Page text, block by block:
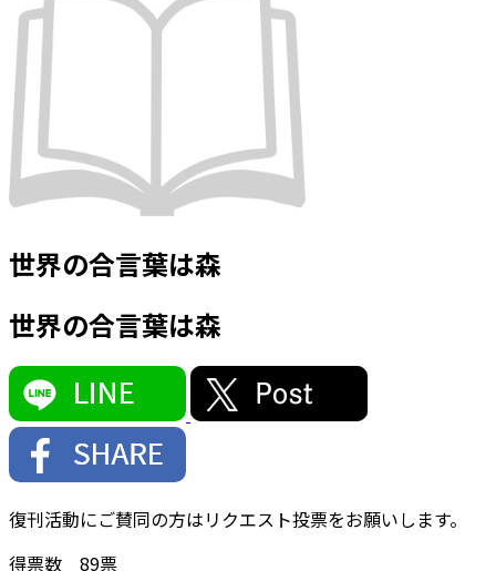
世界の合言葉は森
世界の合言葉は森
復刊活動にご賛同の方はリクエスト投票をお願いします。
得票数 89票